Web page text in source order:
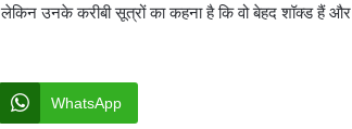
उनके करीबी सूत्रों का कहना है कि वो बेहद शॉक्ड हैं और
WhatsApp